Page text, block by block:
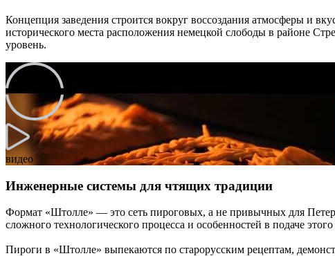
Концепция заведения строится вокруг воссоздания атмосферы и
исторического места расположения немецкой слободы в районе
уровень.
видео
Инженерные системы для чтящих традиции
Формат «Штолле» — это сеть пироговых, а не привычных для
сложного технологического процесса и особенностей в подаче
Пироги в «Штолле» выпекаются по старорусским рецептам,